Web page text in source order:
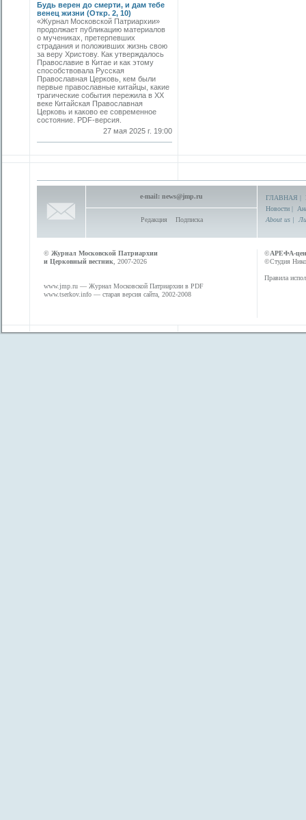
Будь верен до смерти, и дам тебе
венец жизни (Откр. 2, 10)
«Журнал Московской Патриархии»
продолжает публикацию материалов
о мучениках, претерпевших
страдания и положивших жизнь свою
за веру Христову. Как утверждалось
Православие в Китае и как этому
способствовала Русская
Православная Церковь, кем были
первые православные китайцы, какие
трагические события пережила в XX
веке Китайская Православная
Церковь и каково ее современное
состояние. PDF-версия.
27 мая 2025 г. 19:00
e-mail: news@jmp.ru
Редакция Подписка
ГЛАВНАЯ |
Новости |
About us |
© Журнал Московской Патриархии
и Церковный вестник , 2007-2026
www.jmp.ru — Журнал Московской Патриархии в PDF
www.tserkov.info — старая версия сайта, 2002-2008
©АРЕФА-
©Студия
Правила